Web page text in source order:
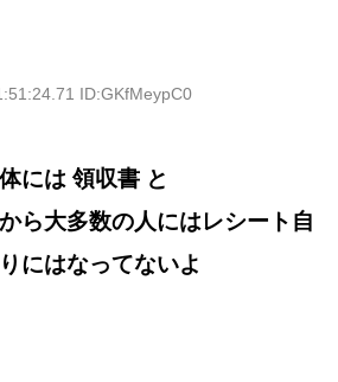
ID:GKfMeypC0
には 領収書 と
ら大多数の人にはレシート自
にはなってないよ